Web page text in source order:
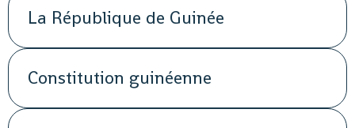
La République de Guinée
Constitution guinéenne